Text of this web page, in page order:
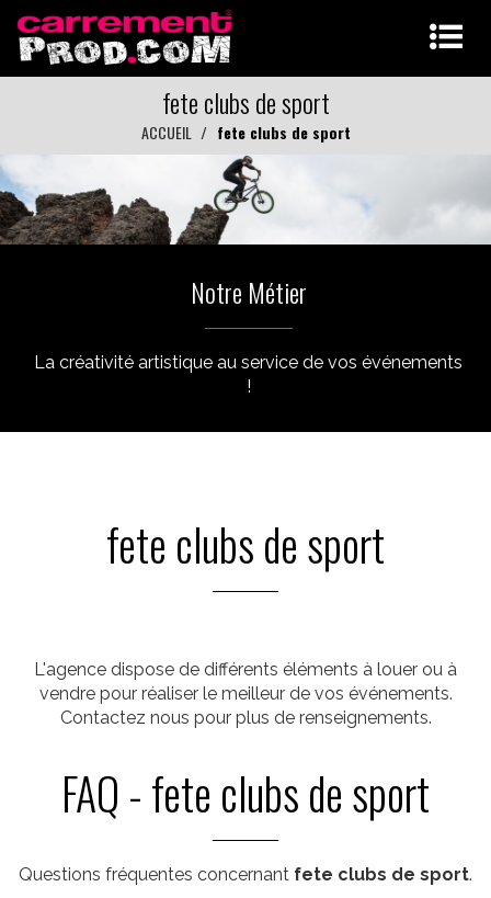
fete clubs de sport
ACCUEIL fete clubs de sport
Notre Métier
La créativité artistique au service de vos événements
!
fete clubs de sport
L'agence dispose de différents éléments à louer ou à
vendre pour réaliser le meilleur de vos événements.
Contactez nous pour plus de renseignements.
FAQ - fete clubs de sport
Questions fréquentes concernant fete clubs de sport.